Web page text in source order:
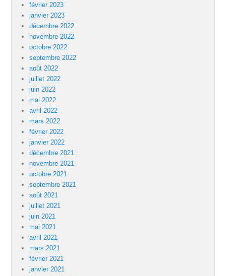
février 2023
janvier 2023
décembre 2022
novembre 2022
octobre 2022
septembre 2022
août 2022
juillet 2022
juin 2022
mai 2022
avril 2022
mars 2022
février 2022
janvier 2022
décembre 2021
novembre 2021
octobre 2021
septembre 2021
août 2021
juillet 2021
juin 2021
mai 2021
avril 2021
mars 2021
février 2021
janvier 2021